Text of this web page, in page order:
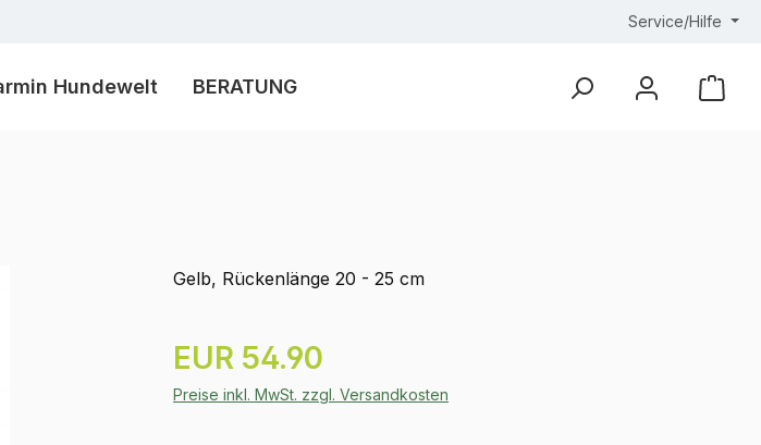
Service/Hilfe
Hundewelt BERATUNG
Gelb, Rückenlänge 20 - 25 cm
Regulärer Preis:
EUR 54.90
Preise inkl. MwSt. zzgl. Versandkosten